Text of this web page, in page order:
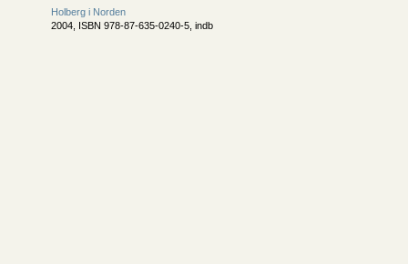
Holberg i Norden
2004, ISBN 978-87-635-0240-5, indb